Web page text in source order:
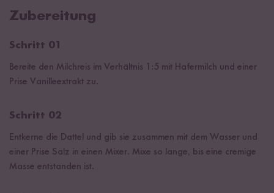
Zubereitung
Schritt 01
Bereite den Milchreis im Verhältnis 1:5 mit Hafermilch und einer
Prise Vanilleextrakt zu.
Schritt 02
Entkerne die Dattel und gib sie zusammen mit dem Wasser und
einer Prise Salz in einen Mixer. Mixe so lange, bis eine cremige
Masse entstanden ist.